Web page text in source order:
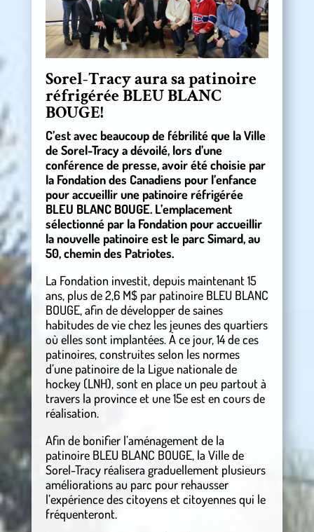
Sorel-Tracy aura sa patinoire
réfrigérée BLEU BLANC
BOUGE!
C’est avec beaucoup de fébrilité que la Ville
de Sorel-Tracy a dévoilé, lors d’une
conférence de presse, avoir été choisie par
la Fondation des Canadiens pour l’enfance
pour accueillir une patinoire réfrigérée
BLEU BLANC BOUGE. L’emplacement
sélectionné par la Fondation pour accueillir
la nouvelle patinoire est le parc Simard, au
50, chemin des Patriotes.
La Fondation investit, depuis maintenant 15
ans, plus de 2,6 M$ par patinoire BLEU BLANC
BOUGE, afin de développer de saines
habitudes de vie chez les jeunes des quartiers
où elles sont implantées. À ce jour, 14 de ces
patinoires, construites selon les normes
d’une patinoire de la Ligue nationale de
hockey (LNH), sont en place un peu partout à
travers la province et une 15e est en cours de
réalisation.
Afin de bonifier l’aménagement de la
patinoire BLEU BLANC BOUGE, la Ville de
Sorel-Tracy réalisera graduellement plusieurs
améliorations au parc pour rehausser
l’expérience des citoyens et citoyennes qui le
fréquenteront.